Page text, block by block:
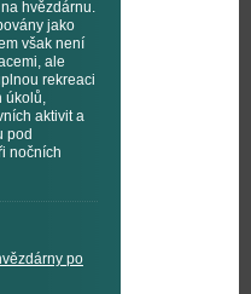
hvězdárnu.
jako
však není
ale
rekreaci
úkolů,
aktivit a
pod
nočních
po